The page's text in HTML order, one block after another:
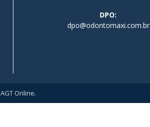
DPO:
dpo@odontomaxi.com.br
AGT Online.